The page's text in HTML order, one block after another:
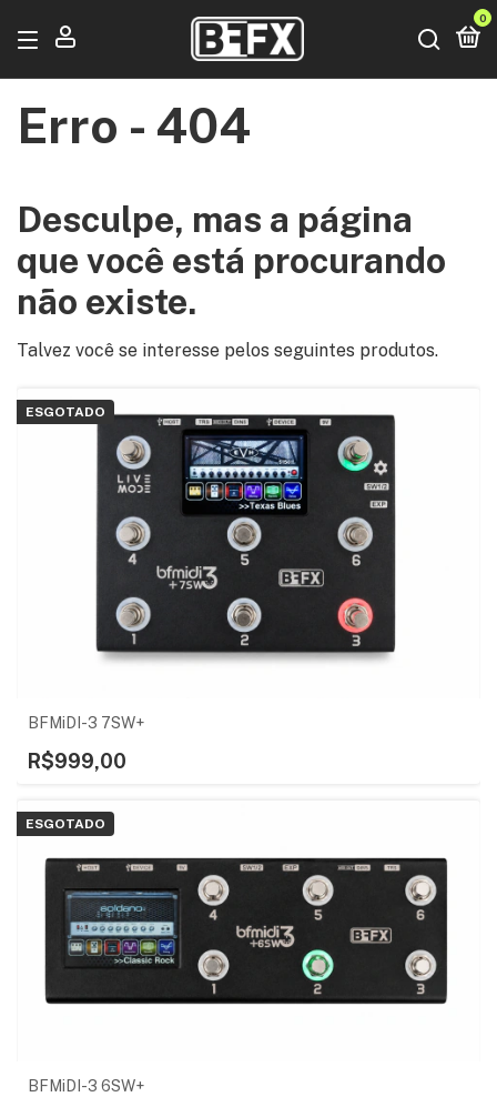
0
Erro - 404
Desculpe, mas a página
que você está procurando
não existe.
Talvez você se interesse pelos seguintes produtos.
ESGOTADO
BFMiDI-3 7SW+
R$999,00
ESGOTADO
BFMiDI-3 6SW+